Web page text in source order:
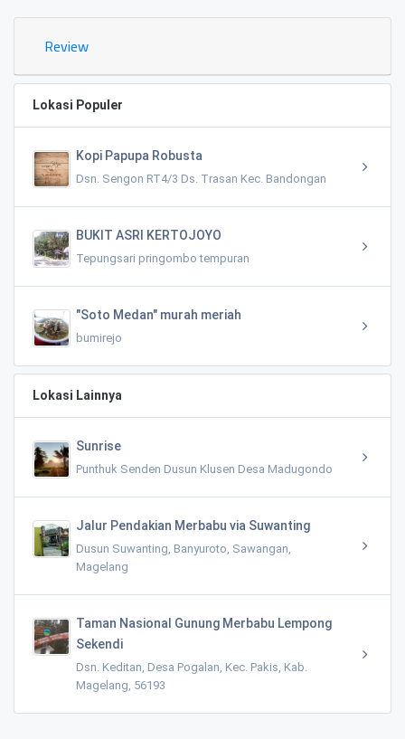
Review
Lokasi Populer
Kopi Papupa Robusta
Dsn. Sengon RT4/3 Ds. Trasan Kec. Bandongan
BUKIT ASRI KERTOJOYO
Tepungsari pringombo tempuran
"Soto Medan" murah meriah
bumirejo
Lokasi Lainnya
Sunrise
Punthuk Senden Dusun Klusen Desa Madugondo
Jalur Pendakian Merbabu via Suwanting
Dusun Suwanting, Banyuroto, Sawangan,
Magelang
Taman Nasional Gunung Merbabu Lempong
Sekendi
Dsn. Keditan, Desa Pogalan, Kec. Pakis, Kab.
Magelang, 56193